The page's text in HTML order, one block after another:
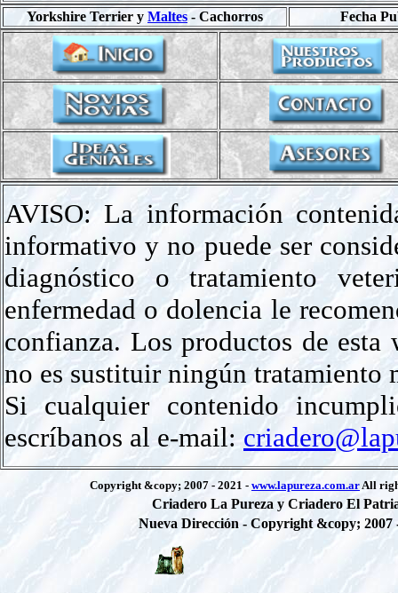
Yorkshire Terrier y Maltes - Cachorros Fecha
AVISO: La información
informativo y no puede ser
diagnóstico o tratamiento
enfermedad o dolencia le
confianza. Los productos de
no es sustituir ningún
Si cualquier contenido
escríbanos al e-mail:
Copyright &copy; 2007 - 2021 - www.lapureza.com.arAll
Criadero La Pureza y Criadero El
Nueva Dirección - Copyright &copy; 2007